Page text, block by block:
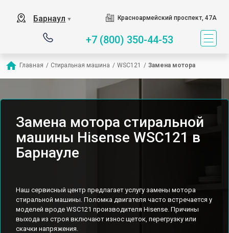
Барнаул ▼ Красноармейский проспект, 47А
+7 (800) 350-44-53
Главная / Стиральная машина / WSC121 / Замена мотора
Замена мотора стиральной
машины Hisense WSC121 в
Барнауле
Наш сервисный центр предлагает услугу замены мотора
стиральной машины. Поломка двигателя часто встречается у
моделей вроде WSC121 производителя Hisense. Причины
выхода из строя включают износ щеток, перегрузку или
скачки напряжения.